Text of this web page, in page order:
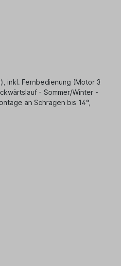
inkl. Fernbedienung (Motor 3
- Sommer/Winter -
an Schrägen bis 14°,